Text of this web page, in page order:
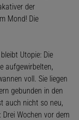
der
Mond! Die
Utopie: Die
aufgewirbelten,
voll. Sie liegen
gebunden in den
auch nicht so neu,
Wochen vor dem